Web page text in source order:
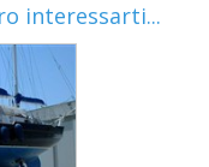
interessarti...